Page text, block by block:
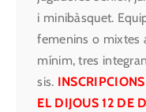
i minibàsquet.
femenins o mixtes
mínim, tres
sis.
EL DIJOUS 12 DE